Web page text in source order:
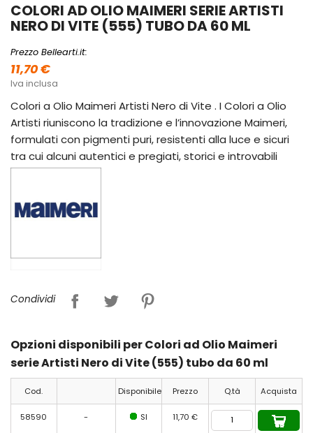
COLORI AD OLIO MAIMERI SERIE ARTISTI
NERO DI VITE (555) TUBO DA 60 ML
Prezzo Bellearti.it:
11,70 €
Iva inclusa
Colori a Olio Maimeri Artisti Nero di Vite . I Colori a Olio
Artisti riuniscono la tradizione e l’innovazione Maimeri,
formulati con pigmenti puri, resistenti alla luce e sicuri
tra cui alcuni autentici e pregiati, storici e introvabili
Condividi
Opzioni disponibili per Colori ad Olio Maimeri
serie Artisti Nero di Vite (555) tubo da 60 ml
Cod. Disponibile Prezzo Q.tà Acquista
58590 - SI 11,70 €